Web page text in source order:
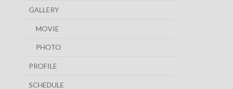
GALLERY
MOVIE
PHOTO
PROFILE
SCHEDULE